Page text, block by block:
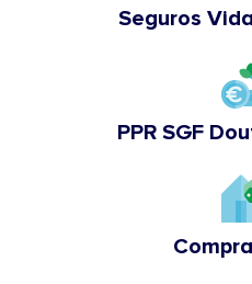
Seguros
PPR SGF